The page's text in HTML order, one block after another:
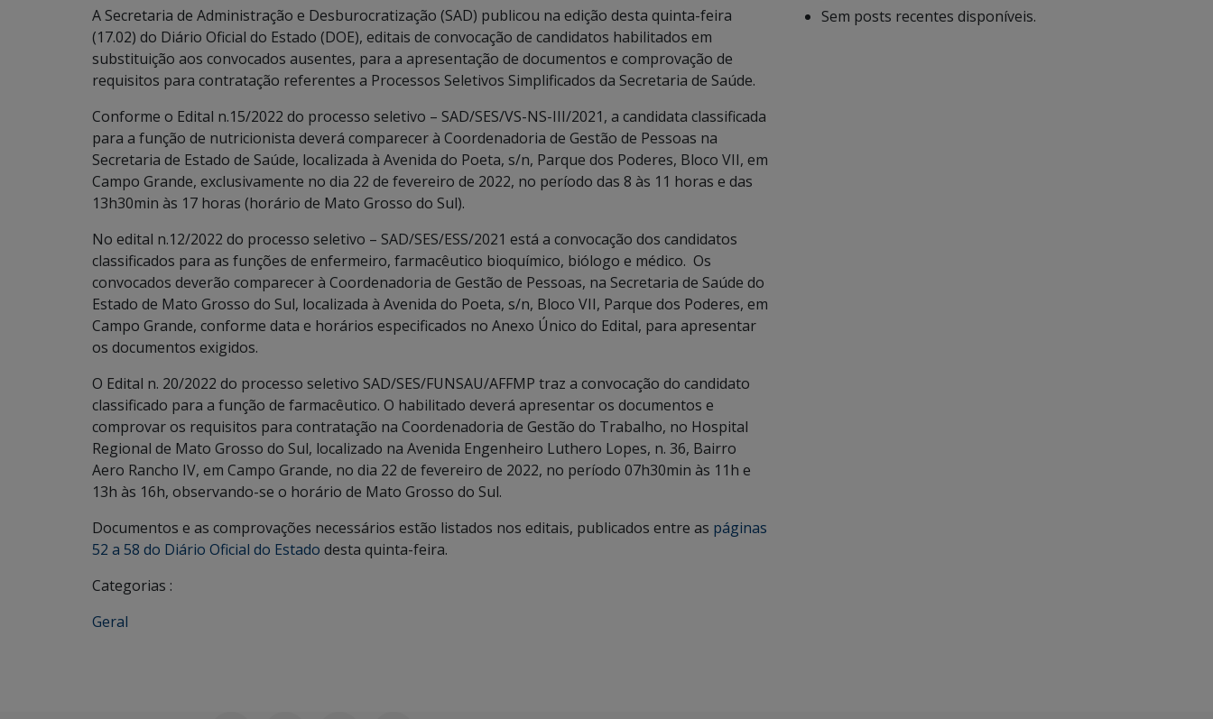
A Secretaria de Administração e Desburocratização (SAD) publicou na edição desta quinta-feira
(17.02) do Diário Oficial do Estado (DOE), editais de convocação de candidatos habilitados em
substituição aos convocados ausentes, para a apresentação de documentos e comprovação de
requisitos para contratação referentes a Processos Seletivos Simplificados da Secretaria de Saúde.
Conforme o Edital n.15/2022 do processo seletivo – SAD/SES/VS-NS-III/2021, a candidata classificada
para a função de nutricionista deverá comparecer à Coordenadoria de Gestão de Pessoas na
Secretaria de Estado de Saúde, localizada à Avenida do Poeta, s/n, Parque dos Poderes, Bloco VII, em
Campo Grande, exclusivamente no dia 22 de fevereiro de 2022, no período das 8 às 11 horas e das
13h30min às 17 horas (horário de Mato Grosso do Sul).
No edital n.12/2022 do processo seletivo – SAD/SES/ESS/2021 está a convocação dos candidatos
classificados para as funções de enfermeiro, farmacêutico bioquímico, biólogo e médico. Os
convocados deverão comparecer à Coordenadoria de Gestão de Pessoas, na Secretaria de Saúde do
Estado de Mato Grosso do Sul, localizada à Avenida do Poeta, s/n, Bloco VII, Parque dos Poderes, em
Campo Grande, conforme data e horários especificados no Anexo Único do Edital, para apresentar
os documentos exigidos.
O Edital n. 20/2022 do processo seletivo SAD/SES/FUNSAU/AFFMP traz a convocação do candidato
classificado para a função de farmacêutico. O habilitado deverá apresentar os documentos e
comprovar os requisitos para contratação na Coordenadoria de Gestão do Trabalho, no Hospital
Regional de Mato Grosso do Sul, localizado na Avenida Engenheiro Luthero Lopes, n. 36, Bairro
Aero Rancho IV, em Campo Grande, no dia 22 de fevereiro de 2022, no período 07h30min às 11h e
13h às 16h, observando-se o horário de Mato Grosso do Sul.
Documentos e as comprovações necessários estão listados nos editais, publicados entre as páginas
52 a 58 do Diário Oficial do Estado desta quinta-feira.
Categorias :
Geral
Sem posts recentes disponíveis.